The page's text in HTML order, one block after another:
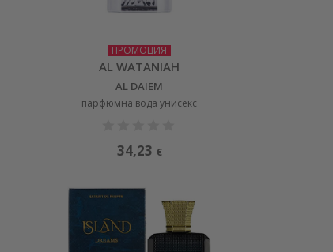
ПРОМОЦИЯ
AL WATANIAH
AL DAIEM
парфюмна вода унисекс
34,23 €